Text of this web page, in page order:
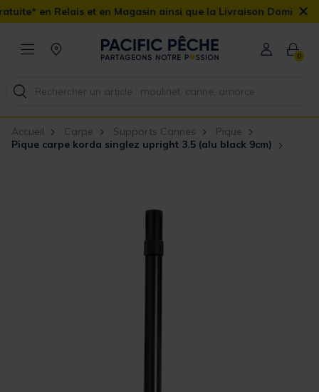
et en Magasin ainsi que la Livraison Domicile offerte dès 90€
×
0
Accueil Carpe Supports Cannes
Pique
Pique carpe korda singlez upright 3.5 (alu black 9cm)